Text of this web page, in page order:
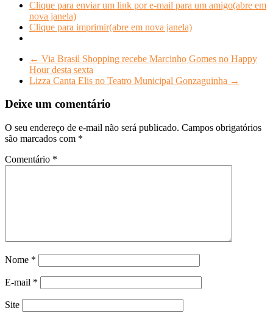
Clique para enviar um link por e-mail para um amigo(abre em
nova janela)
Clique para imprimir(abre em nova janela)
← Via Brasil Shopping recebe Marcinho Gomes no Happy
Hour desta sexta
Lizza Canta Elis no Teatro Municipal Gonzaguinha →
Deixe um comentário
O seu endereço de e-mail não será publicado. Campos obrigatórios
são marcados com *
Comentário *
Nome *
E-mail *
Site